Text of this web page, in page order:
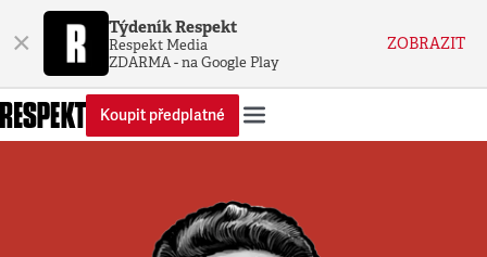
× Týdeník Respekt
Respekt Media
ZDARMA - na Google Play
ZOBRAZIT
Koupit předplatné